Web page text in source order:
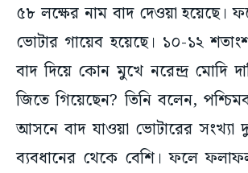
৫৮ লক্ষের নাম বাদ দেওয়া হয়েছে।
ভোটার গায়েব হয়েছে। ১০-১২
বাদ দিয়ে কোন মুখে নরেন্দ্র মোদি
জিতে গিয়েছেন? তিনি বলেন,
আসনে বাদ যাওয়া ভোটারের সংখ্যা
ব্যবধানের থেকে বেশি। ফলে